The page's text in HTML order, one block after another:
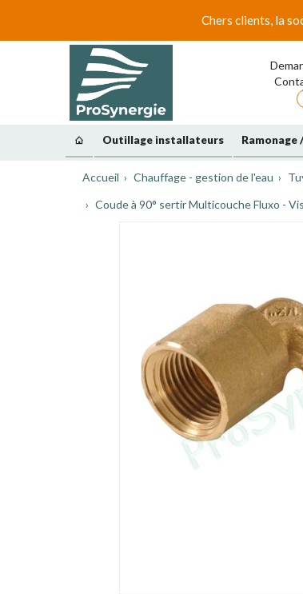
Chers clients, la
Outillage installateurs
Accueil Chauffage - gestion de l'eau
Coude à 90° sertir Multicouche Fluxo -